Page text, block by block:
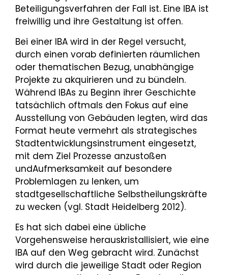
Beteiligungsverfahren der Fall ist. Eine IBA ist
freiwillig und ihre Gestaltung ist offen.
Bei einer IBA wird in der Regel versucht,
durch einen vorab definierten räumlichen
oder thematischen Bezug, unabhängige
Projekte zu akquirieren und zu bündeln.
Während IBAs zu Beginn ihrer Geschichte
tatsächlich oftmals den Fokus auf eine
Ausstellung von Gebäuden legten, wird das
Format heute vermehrt als strategisches
Stadtentwicklungsinstrument eingesetzt,
mit dem Ziel Prozesse anzustoßen
undAufmerksamkeit auf besondere
Problemlagen zu lenken, um
stadtgesellschaftliche Selbstheilungskräfte
zu wecken (vgl. Stadt Heidelberg 2012).
Es hat sich dabei eine übliche
Vorgehensweise herauskristallisiert, wie eine
IBA auf den Weg gebracht wird. Zunächst
wird durch die jeweilige Stadt oder Region